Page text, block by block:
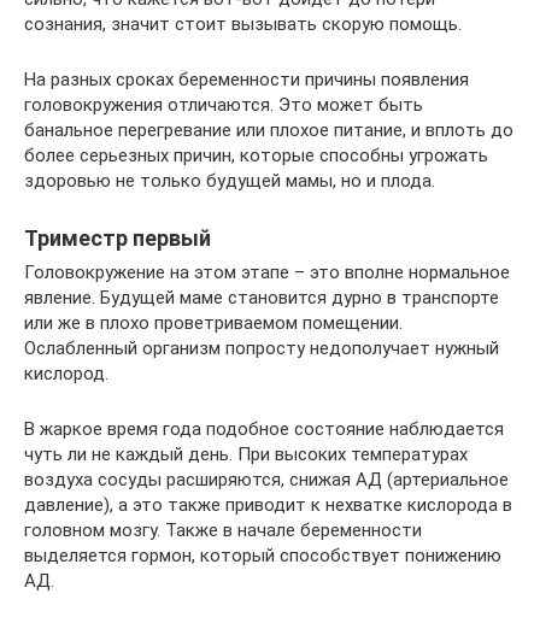
сознания, значит стоит вызывать скорую помощь.
На разных сроках беременности причины появления
головокружения отличаются. Это может быть
банальное перегревание или плохое питание, и вплоть до
более серьезных причин, которые способны угрожать
здоровью не только будущей мамы, но и плода.
Триместр первый
Головокружение на этом этапе – это вполне нормальное
явление. Будущей маме становится дурно в транспорте
или же в плохо проветриваемом помещении.
Ослабленный организм попросту недополучает нужный
кислород.
В жаркое время года подобное состояние наблюдается
чуть ли не каждый день. При высоких температурах
воздуха сосуды расширяются, снижая АД (артериальное
давление), а это также приводит к нехватке кислорода в
головном мозгу. Также в начале беременности
выделяется гормон, который способствует понижению
АД.